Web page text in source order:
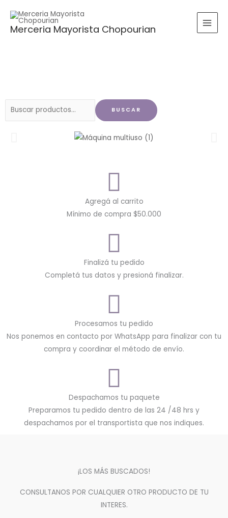
contenido
Merceria Mayorista Chopourian
Buscar
BUSCAR
Agregá al carrito
Mínimo de compra $50.000
Finalizá tu pedido
Completá tus datos y presioná finalizar.
Procesamos tu pedido
Nos ponemos en contacto por WhatsApp para finalizar con tu
compra y coordinar el método de envío.
Despachamos tu paquete
Preparamos tu pedido dentro de las 24 /48 hrs y
despachamos por el transportista que nos indiques.
¡LOS MÁS BUSCADOS!
CONSULTANOS POR CUALQUIER OTRO PRODUCTO DE TU
INTERES.